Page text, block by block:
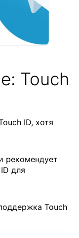
Touch
ID, хотя
рекомендует
для
Touch